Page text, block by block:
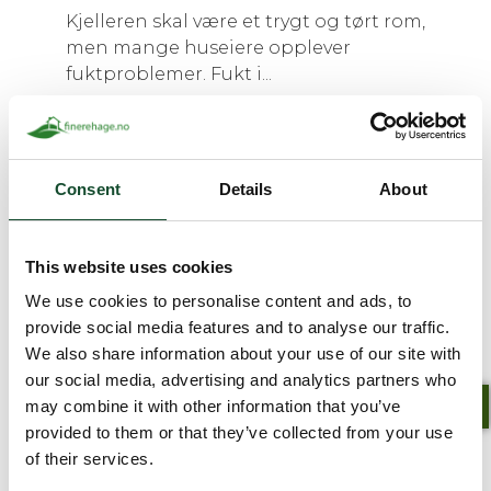
Consent Details About
This website uses cookies
We use cookies to personalise content and ads, to
provide social media features and to analyse our traffic.
We also share information about your use of our site with
our social media, advertising and analytics partners who
may combine it with other information that you’ve
provided to them or that they’ve collected from your use
of their services.
Kjelleren skal være et trygt og tørt rom,
men mange huseiere opplever
fuktproblemer. Fukt i...
AVTAL TID